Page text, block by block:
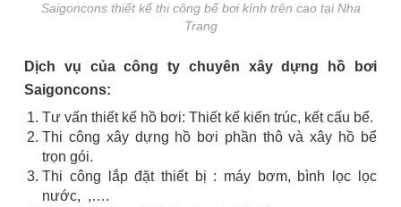
Saigoncons thiết kế thi công bể bơi kính trên cao tại Nha
Trang
Dịch vụ của công ty chuyên xây dựng hồ bơi
Saigoncons:
Tư vấn thiết kế hồ bơi: Thiết kế kiến trúc, kết cấu bể.
Thi công xây dựng hồ bơi phần thô và xây hồ bể
trọn gói.
Thi công lắp đặt thiết bị : máy bơm, bình lọc lọc
nước, ,….